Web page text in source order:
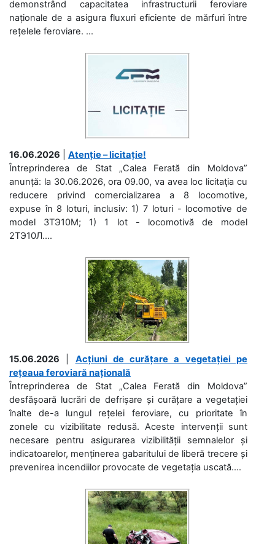
demonstrând capacitatea infrastructurii feroviare
naționale de a asigura fluxuri eficiente de mărfuri între
rețelele feroviare. ...
16.06.2026
Atenție – licitație!
Întreprinderea de Stat „Calea Ferată din Moldova”
anunță: la 30.06.2026, ora 09.00, va avea loc licitaţia cu
reducere privind comercializarea a 8 locomotive,
expuse în 8 loturi, inclusiv: 1) 7 loturi - locomotive de
model 3ТЭ10М; 1) 1 lot - locomotivă de model
2ТЭ10Л....
15.06.2026
Acțiuni de curățare a vegetației pe
rețeaua feroviară națională
Întreprinderea de Stat „Calea Ferată din Moldova”
desfășoară lucrări de defrișare și curățare a vegetației
înalte de-a lungul rețelei feroviare, cu prioritate în
zonele cu vizibilitate redusă. Aceste intervenții sunt
necesare pentru asigurarea vizibilității semnalelor și
indicatoarelor, menținerea gabaritului de liberă trecere și
prevenirea incendiilor provocate de vegetația uscată....